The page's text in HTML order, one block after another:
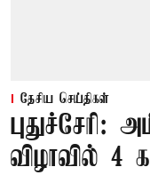
தேசிய செய்திகள்
புதுச்சேரி:
விழாவில் 4